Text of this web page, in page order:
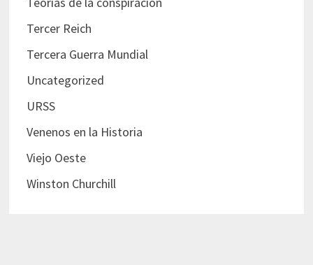
Tercer Reich
Tercera Guerra Mundial
Uncategorized
URSS
Venenos en la Historia
Viejo Oeste
Winston Churchill